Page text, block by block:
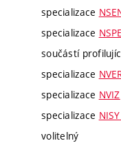
specializace
specializace NSPE
součástí
specializace
specializace NVIZ
specializace
volitelný